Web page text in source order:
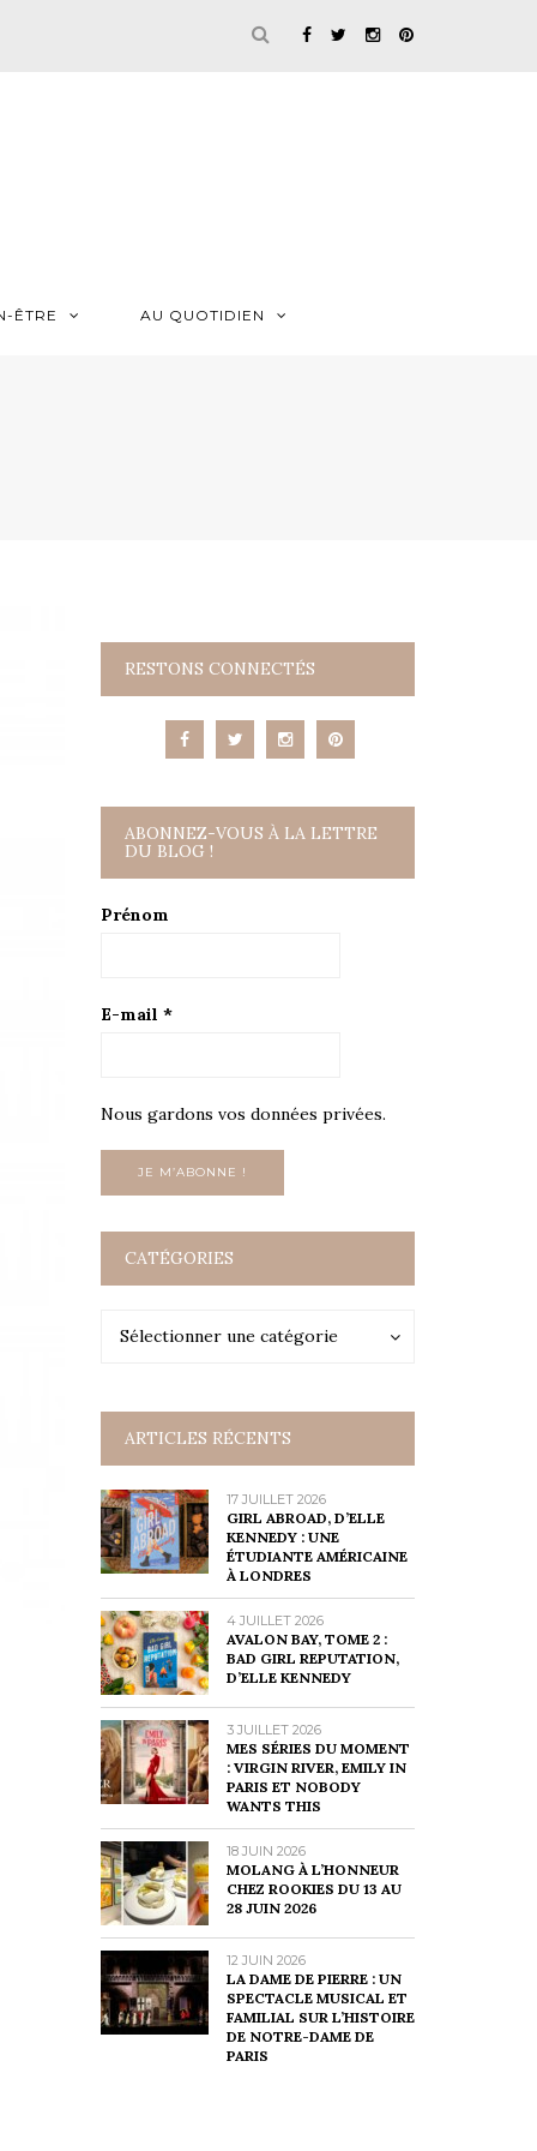
ÊTRE AU QUOTIDIEN
RESTONS CONNECTÉS
ABONNEZ-VOUS À LA LETTRE
DU BLOG !
Prénom
E-mail *
Nous gardons vos données privées.
CATÉGORIES
Sélectionner une catégorie
Catégories
ARTICLES RÉCENTS
17 JUILLET 2026
GIRL ABROAD, D’ELLE
KENNEDY : UNE
ÉTUDIANTE AMÉRICAINE
À LONDRES
4 JUILLET 2026
AVALON BAY, TOME 2 :
BAD GIRL REPUTATION,
D’ELLE KENNEDY
3 JUILLET 2026
MES SÉRIES DU MOMENT
: VIRGIN RIVER, EMILY IN
PARIS ET NOBODY
WANTS THIS
18 JUIN 2026
MOLANG À L’HONNEUR
CHEZ ROOKIES DU 13 AU
28 JUIN 2026
12 JUIN 2026
LA DAME DE PIERRE : UN
SPECTACLE MUSICAL ET
FAMILIAL SUR L’HISTOIRE
DE NOTRE-DAME DE
PARIS